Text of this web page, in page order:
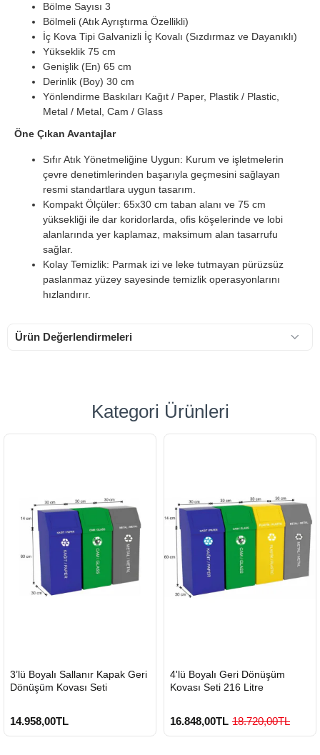
Bölme Sayısı 3
Bölmeli (Atık Ayrıştırma Özellikli)
İç Kova Tipi Galvanizli İç Kovalı (Sızdırmaz ve Dayanıklı)
Yükseklik 75 cm
Genişlik (En) 65 cm
Derinlik (Boy) 30 cm
Yönlendirme Baskıları Kağıt / Paper, Plastik / Plastic,
Metal / Metal, Cam / Glass
Öne Çıkan Avantajlar
Sıfır Atık Yönetmeliğine Uygun: Kurum ve işletmelerin
çevre denetimlerinden başarıyla geçmesini sağlayan
resmi standartlara uygun tasarım.
Kompakt Ölçüler: 65x30 cm taban alanı ve 75 cm
yüksekliği ile dar koridorlarda, ofis köşelerinde ve lobi
alanlarında yer kaplamaz, maksimum alan tasarrufu
sağlar.
Kolay Temizlik: Parmak izi ve leke tutmayan pürüzsüz
paslanmaz yüzey sayesinde temizlik operasyonlarını
hızlandırır.
Ürün Değerlendirmeleri
Kategori Ürünleri
GÖNDERİ
3’lü Boyalı Sallanır Kapak Geri
Dönüşüm Kovası Seti
14.958,00TL
GÖNDERİ
4'lü Boyalı Geri Dönüşüm
Kovası Seti 216 Litre
16.848,00TL 18.720,00TL